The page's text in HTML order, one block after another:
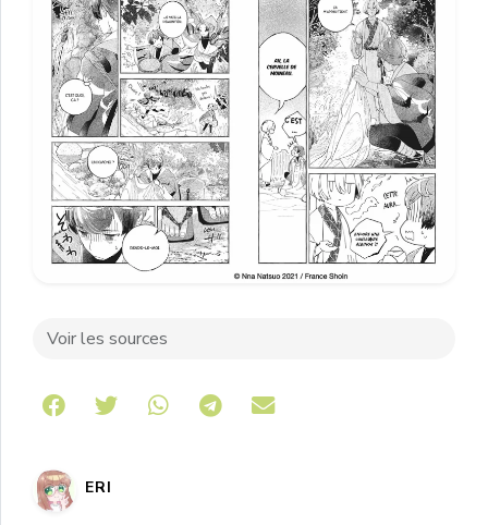
Voir les sources
Share on Telegram
ERI